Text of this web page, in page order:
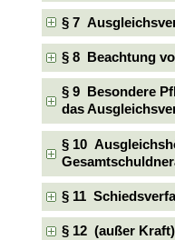
§ 7
§ 8 Beachtung
§ 9 Besondere
das
§ 10
§ 11
§ 12 (außer Kraft)